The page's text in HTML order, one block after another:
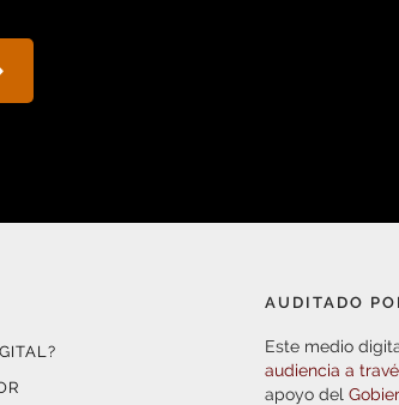
AUDITADO
Este medio
audiencia a
apoyo del